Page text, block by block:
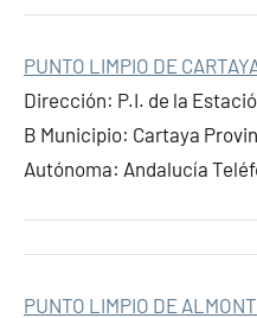
PUNTO LIMPIO DE
Dirección: P.I. de la
B Municipio: Cartaya
Autónoma: Andalucía
PUNTO LIMPIO DE